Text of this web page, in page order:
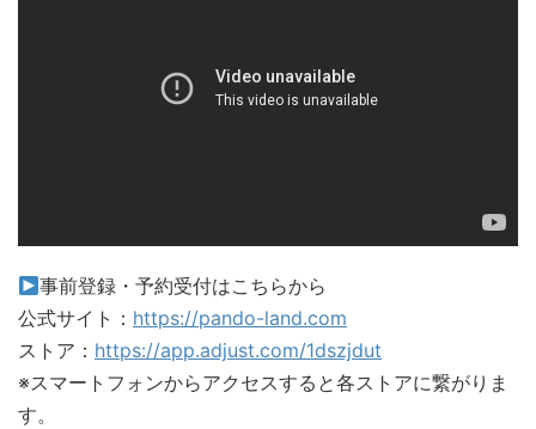
事前登録・予約受付はこちらから
公式サイト： https://pando-land.com
ストア： https://app.adjust.com/1dszjdut
※スマートフォンからアクセスすると各ストアに繋がりま
す。